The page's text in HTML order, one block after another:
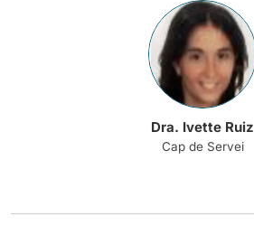
Dra. Ivette Ruiz
Cap de Servei